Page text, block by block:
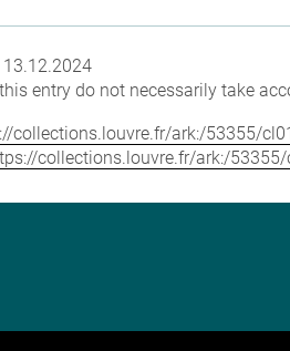
entry do not necessarily take
collections.louvre.fr/ark:/53355/
collections.louvre.fr/ark:/